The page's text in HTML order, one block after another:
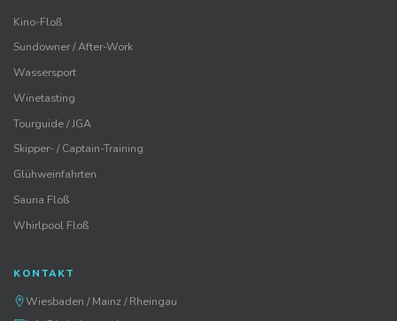
Kino-Floß
Sundowner / After-Work
Wassersport
Winetasting
Tourguide / JGA
Skipper- / Captain-Training
Glühweinfahrten
Sauna Floß
Whirlpool Floß
KONTAKT
Wiesbaden / Mainz / Rheingau